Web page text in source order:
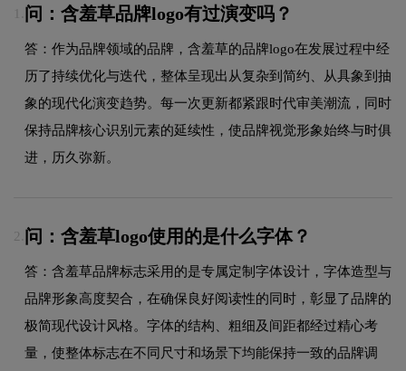
问：含羞草品牌logo有过演变吗？
答：作为品牌领域的品牌，含羞草的品牌logo在发展过程中经
历了持续优化与迭代，整体呈现出从复杂到简约、从具象到抽
象的现代化演变趋势。每一次更新都紧跟时代审美潮流，同时
保持品牌核心识别元素的延续性，使品牌视觉形象始终与时俱
进，历久弥新。
2. 问：含羞草logo使用的是什么字体？
答：含羞草品牌标志采用的是专属定制字体设计，字体造型与
品牌形象高度契合，在确保良好阅读性的同时，彰显了品牌的
极简现代设计风格。字体的结构、粗细及间距都经过精心考
量，使整体标志在不同尺寸和场景下均能保持一致的品牌调